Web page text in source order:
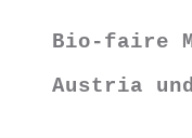
Bio-faire
Austria